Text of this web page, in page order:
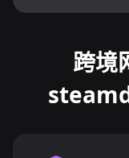
跨境